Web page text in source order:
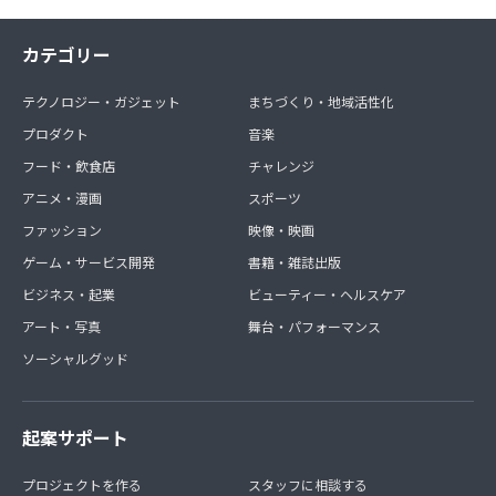
いての対談なども予定してます。
げれれば、と思います
カテゴリー
テクノロジー・ガジェット
プロダクト
フード・飲食店
アニメ・漫画
ファッション
ゲーム・サービス開発
ビジネス・起業
アート・写真
ソーシャルグッド
まちづくり・地域活性化
音楽
チャレンジ
スポーツ
映像・映画
書籍・雑誌出版
ビューティー・ヘルスケア
舞台・パフォーマンス
起案サポート
プロジェクトを作る
スタッフに相談する